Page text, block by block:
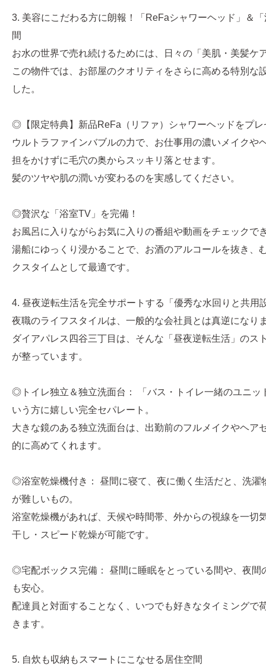
3. 美容にこだわる方に朗報！「ReFaシャワーヘッド」＆
間
お水の世界で売れ続けるためには、日々の「美肌・美髪ケ
この物件では、お部屋のクオリティをさらに高める特別な
した。
◎【限定特典】新品ReFa（リファ）シャワーヘッドをプレ
ウルトラファインバブルの力で、お仕事用の濃いメイクや
担をかけずに毛穴の奥からスッキリ落とせます。
髪のツヤや肌の潤いが変わるのを実感してください。
◎贅沢な「浴室TV」を完備！
お風呂に入りながらお気に入りの番組や動画をチェックで
湯船にゆっくり浸かることで、お酒のアルコールを抜き、
クスタイムとして最適です。
4. 昼夜逆転生活を完全サポートする「優秀な水回りと共用
夜職のライフスタイルは、一般的な会社員とは真逆になり
ダイアパレス四谷三丁目は、そんな「昼夜逆転生活」のス
が整っています。
◎トイレ独立＆独立洗面台： 「バス・トイレ一緒のユニッ
いう方に嬉しい完全セパレート。
大きな鏡のある独立洗面台は、出勤前のフルメイクやヘア
的に高めてくれます。
◎浴室乾燥機付き： 昼間に寝て、夜に働く生活だと、洗濯
が難しいもの。
浴室乾燥機があれば、天候や時間帯、外からの視線を一切
干し・スピード乾燥が可能です。
◎宅配ボックス完備： 昼間に睡眠をとっている間や、夜間
も安心。
配達員と対面することなく、いつでも好きなタイミングで
きます。
5. 自炊も収納もスマートにこなせる居住空間